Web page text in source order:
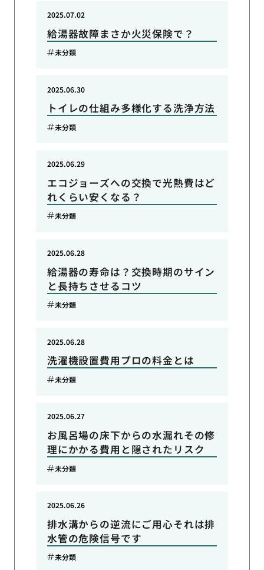
給湯器故障まさか火災保険で？
2025.07.02
未分類
トイレの仕組み多様化する洗浄方法
2025.06.30
未分類
エコジョーズへの交換で光熱費はど
れくらい安くなる？
2025.06.29
未分類
給湯器の寿命は？交換時期のサイン
と長持ちさせるコツ
2025.06.28
未分類
洗濯機設置費用プロの料金とは
2025.06.28
未分類
お風呂場の床下からの水漏れその修
理にかかる費用と隠されたリスク
2025.06.27
未分類
排水溝からの逆流にご用心それは排
水管の危険信号です
2025.06.26
未分類